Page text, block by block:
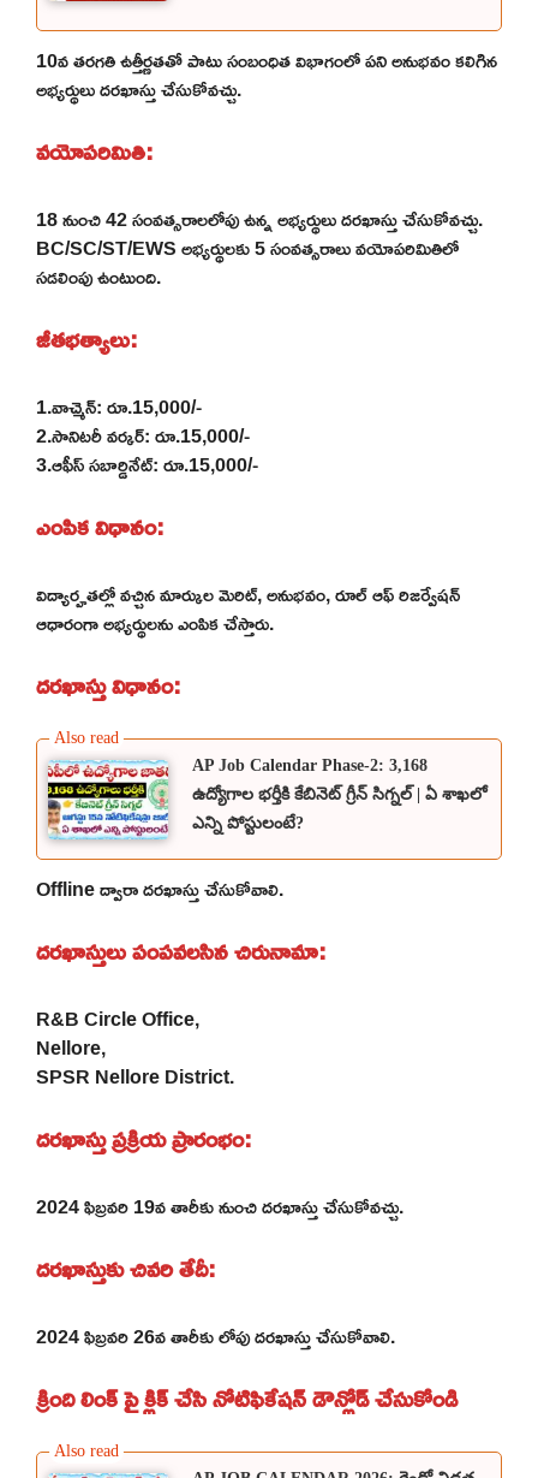
10వ తరగతి ఉత్తీర్ణతతో పాటు సంబంధిత విభాగంలో పని అనుభవం కలిగిన
అభ్యర్థులు దరఖాస్తు చేసుకోవచ్చు.
వయోపరిమితి:
18 నుంచి 42 సంవత్సరాలలోపు ఉన్న అభ్యర్థులు దరఖాస్తు చేసుకోవచ్చు.
BC/SC/ST/EWS అభ్యర్థులకు 5 సంవత్సరాలు వయోపరిమితిలో
సడలింపు ఉంటుంది.
జీతభత్యాలు:
1.వాచ్మెన్: రూ.15,000/-
2.సానిటరీ వర్కర్: రూ.15,000/-
3.ఆఫీస్ సబార్డినేట్: రూ.15,000/-
ఎంపిక విధానం:
విద్యార్హతల్లో వచ్చిన మార్కుల మెరిట్, అనుభవం, రూల్ ఆఫ్ రిజర్వేషన్
ఆధారంగా అభ్యర్థులను ఎంపిక చేస్తారు.
దరఖాస్తు విధానం:
AP Job Calendar Phase-2: 3,168
ఉద్యోగాల భర్తీకి కేబినెట్ గ్రీన్ సిగ్నల్ | ఏ శాఖలో
ఎన్ని పోస్టులంటే?
Offline ద్వారా దరఖాస్తు చేసుకోవాలి.
దరఖాస్తులు పంపవలసిన చిరునామా:
R&B Circle Office,
Nellore,
SPSR Nellore District.
దరఖాస్తు ప్రక్రియ ప్రారంభం:
2024 ఫిబ్రవరి 19వ తారీకు నుంచి దరఖాస్తు చేసుకోవచ్చు.
దరఖాస్తుకు చివరి తేదీ:
2024 ఫిబ్రవరి 26వ తారీకు లోపు దరఖాస్తు చేసుకోవాలి.
క్రింది లింక్ పై క్లిక్ చేసి నోటిఫికేషన్ డౌన్లోడ్ చేసుకోండి